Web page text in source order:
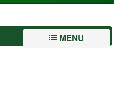
MENU